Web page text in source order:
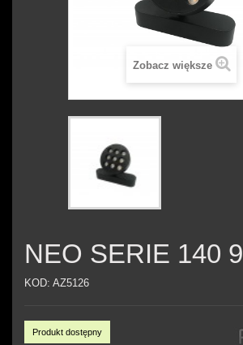
Zobacz większe
NEO SERIE 140
KOD: AZ5126
Produkt dostępny